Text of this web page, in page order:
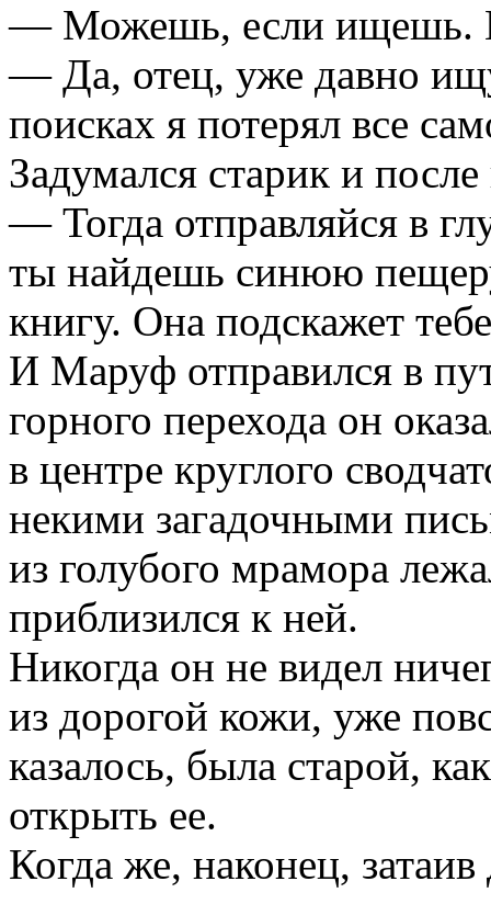
— Можешь, если ищешь.
— Да, отец, уже давно
поисках я потерял все
Задумался старик и
— Тогда отправляйся в
ты найдешь синюю
книгу. Она подскажет
И Маруф отправился в
горного перехода он
в центре круглого
некими загадочными
из голубого мрамора
приблизился к ней.
Никогда он не видел
из дорогой кожи, уже
казалось, была старой,
открыть ее.
Когда же, наконец,